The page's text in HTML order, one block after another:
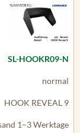
SL-HOOKR09-N
normal
HOOK REVEAL 9
1–3 Werktage